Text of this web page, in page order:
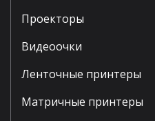
Проекторы
Видеоочки
Ленточные принтеры
Матричные принтеры